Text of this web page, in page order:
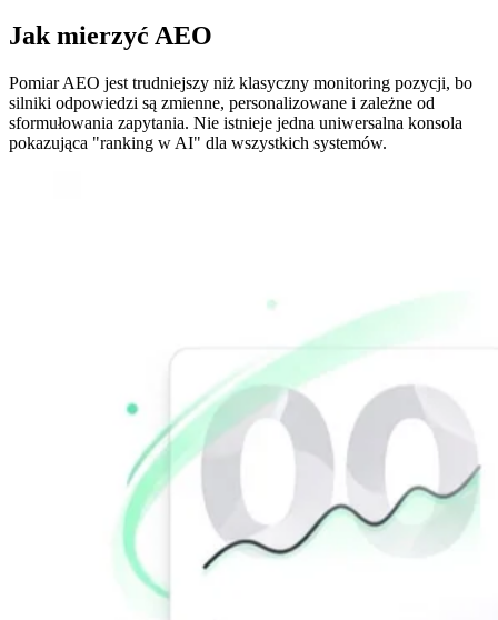
Jak mierzyć AEO
Pomiar AEO jest trudniejszy niż klasyczny monitoring pozycji, bo
silniki odpowiedzi są zmienne, personalizowane i zależne od
sformułowania zapytania. Nie istnieje jedna uniwersalna konsola
pokazująca "ranking w AI" dla wszystkich systemów.